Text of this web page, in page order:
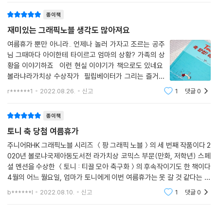
친절한 말동무가 되어 주고, 새로운 경험을 할 수 있도록 도와주며, 엉뚱한
부탁도 흔쾌히 들어준다. 토니가 휴가지에서 보낸 ‘행복한 나날들’에는 어
른들의 열린 마음이 밑바탕에 깔려 있다.
떠나 본 사람만이 알 수 있는 일상의 행복
열심히 휴가를 만끽하던 토니는 이제 이 질문을 해야 할 시간이 왔다는 것
을 직감한다. 그리고 엄마에게 묻는다. “엄마, 우리 얼마나 더 있을 거야?”
렇게 빨리 돌아갈 순 없다고 속사포처럼 대답한다. 토니에게 여름휴가를
갈 수 없다고 말하던 이야기 초반의 태도와 대조되는 엄마의 모습은 아이
러니하면서도 재밌다. ‘하지만 모든 휴가가 그렇듯’ 두 사람의 휴가도 끝난
다. 익숙한 동네로 돌아온 토니와 엄마의 모습에서는 아쉬움보단 행복이
묻어나온다. 휴가라는 것은 대체로 비슷하게 흘러가는 일상이 있어야 비로
소 완성된다. 『토니:축 당첨! 여름휴가』는 휴가와 휴식이 우리에게 얼마나
많은 성장을 가져다주는지 보여 주는 동시에, 일상을 떠나 본 사람만이 일
종이책
재미있는 그래픽노블 생각도 많아져요
여름휴가 뿐만 아니라.. 언제나 놀러 가자고 조르는 공주
님 그때마다 아이한테 타이르고 엄마의 상황? 가족의 상
황을 이야기하죠 이런 현실 이야기가 책으로도 있네요
볼라냐라가치상 수상작가 필립베이터가 그리는 즐거운
여름이야기 전작과 마찬가지로 모자의 티키타가를 현
r******1 2022.08.26. 신고 1 댓글0
종이책
토니 축 당첨 여름휴가
주니어RHK 그래픽노블 시리즈 ＜팡 그래픽 노블＞의 세 번째 작품이다 2
020년 볼로냐국제아동도서전 라가치상 코믹스 부문(만화, 저학년) 스페
셜 멘션을 수상한 ＜토니 : 티끌 모아 축구화＞의 후속작이기도 한 책이다
4월의 어느 월요일, 엄마가 토니에게 이번 여름휴가는 못 갈 것 같다는 이
야기를 하면서 시작된다 경제적인 어려움이 있어서 휴가갈 돈이 없다면서
b******l 2022.08.10. 신고 1 댓글0